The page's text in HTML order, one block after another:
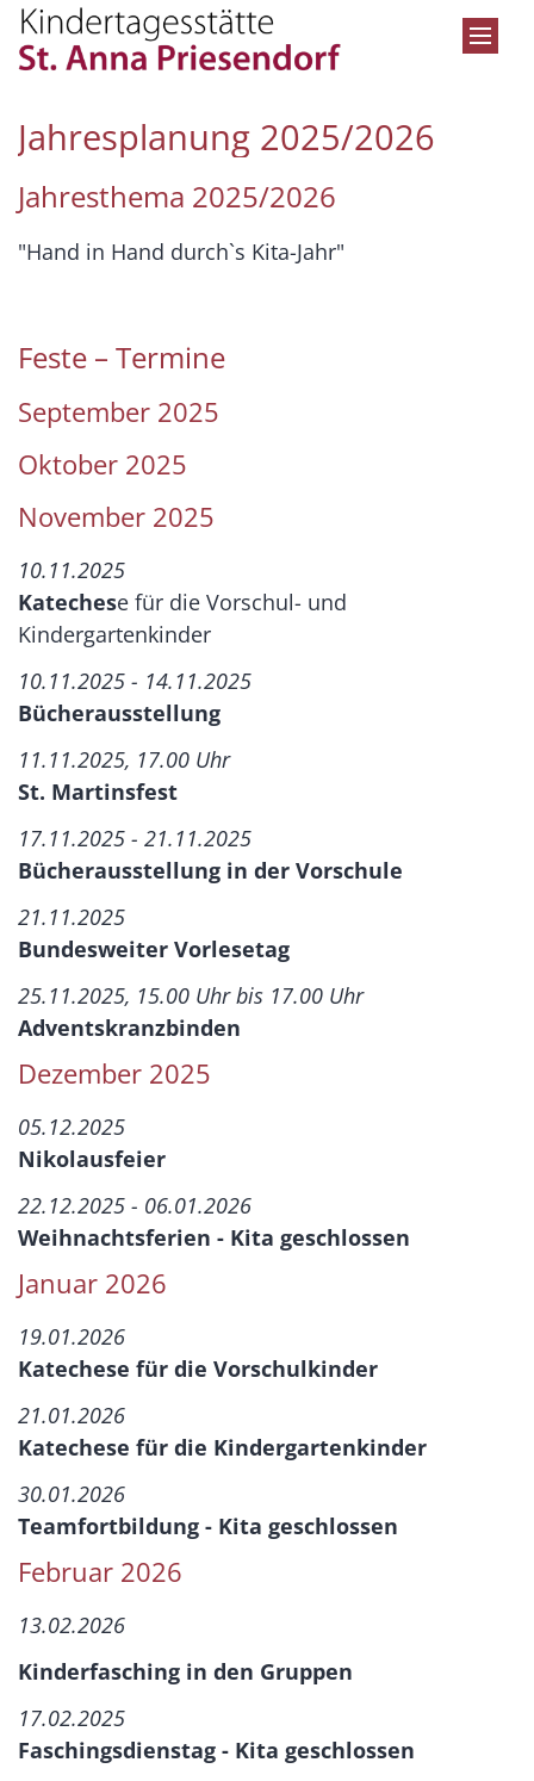
Zum Inhalt springen
Jahresplanung 2025/2026
Jahresthema 2025/2026
"Hand in Hand durch`s Kita-Jahr"
Feste – Termine
September 2025
Oktober 2025
November 2025
10.11.2025
Katechese für die Vorschul- und
Kindergartenkinder
10.11.2025 - 14.11.2025
Bücherausstellung
11.11.2025, 17.00 Uhr
St. Martinsfest
17.11.2025 - 21.11.2025
Bücherausstellung in der Vorschule
21.11.2025
Bundesweiter Vorlesetag
25.11.2025, 15.00 Uhr bis 17.00 Uhr
Adventskranzbinden
Dezember 2025
05.12.2025
Nikolausfeier
22.12.2025 - 06.01.2026
Weihnachtsferien - Kita geschlossen
Januar 2026
19.01.2026
Katechese für die Vorschulkinder
21.01.2026
Katechese für die Kindergartenkinder
30.01.2026
Teamfortbildung - Kita geschlossen
Februar 2026
13.02.2026
Kinderfasching in den Gruppen
17.02.2025
Faschingsdienstag - Kita geschlossen